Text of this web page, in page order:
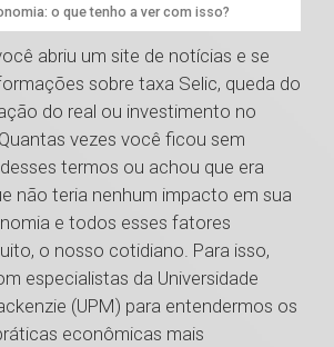
o que tenho a ver com isso?
abriu um site de notícias e se
sobre taxa Selic, queda do
do real ou investimento no
vezes você ficou sem
termos ou achou que era
não teria nenhum impacto em sua
e todos esses fatores
o nosso cotidiano. Para isso,
especialistas da Universidade
(UPM) para entendermos os
econômicas mais